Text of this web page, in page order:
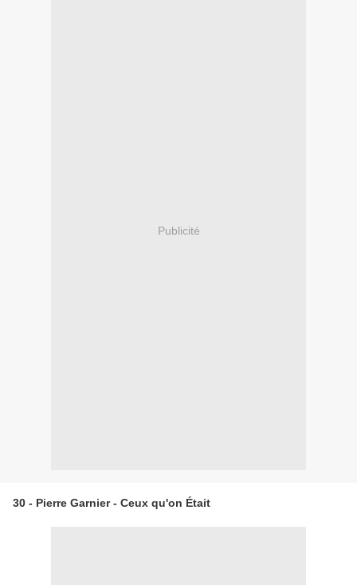
Publicité
30 - Pierre Garnier - Ceux qu'on Était